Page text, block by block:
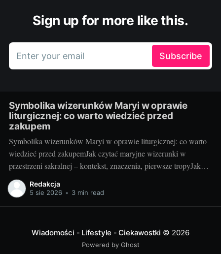
Sign up for more like this.
Enter your email Subscribe
Symbolika wizerunków Maryi w oprawie
liturgicznej: co warto wiedzieć przed
zakupem
Symbolika wizerunków Maryi w oprawie liturgicznej: co warto
wiedzieć przed zakupemJak czytać maryjne wizerunki w
przestrzeni sakralnej – kontekst, znaczenia, pierwsze tropyJako
blogerka, która z radością testuje i porównuje rozwiązania do
kościołów i kaplic, wiem jedno: maryjny wizerunek w liturgii nie
Redakcja
5 sie 2026 • 3 min read
Wiadomości - Lifestyle - Ciekawostki © 2026
Powered by Ghost